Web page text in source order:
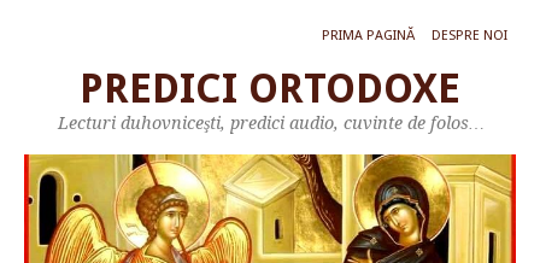
PRIMA PAGINĂ DESPRE NOI
PREDICI ORTODOXE
Lecturi duhovniceşti, predici audio, cuvinte de folos…